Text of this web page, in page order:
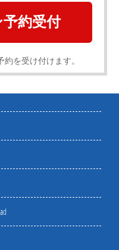
約受付
を受け付けます。